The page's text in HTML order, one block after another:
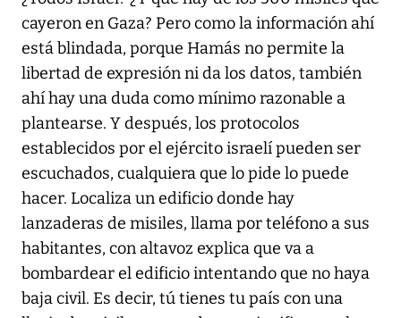
cayeron en Gaza? Pero como la información ahí
está blindada, porque Hamás no permite la
libertad de expresión ni da los datos, también
ahí hay una duda como mínimo razonable a
plantearse. Y después, los protocolos
establecidos por el ejército israelí pueden ser
escuchados, cualquiera que lo pide lo puede
hacer. Localiza un edificio donde hay
lanzaderas de misiles, llama por teléfono a sus
habitantes, con altavoz explica que va a
bombardear el edificio intentando que no haya
baja civil. Es decir, tú tienes tu país con una